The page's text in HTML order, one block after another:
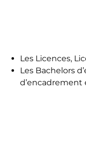
Les Licences,
Les Bachelors
d’encadrement